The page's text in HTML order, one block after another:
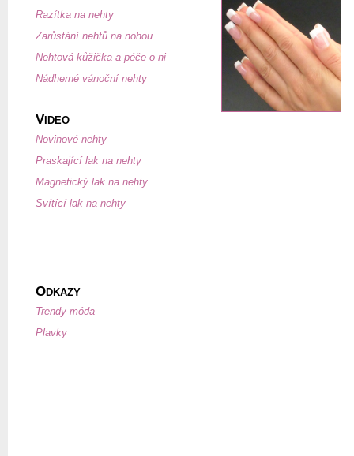
Razítka na nehty
Zarůstání nehtů na nohou
Nehtová kůžička a péče o ni
Nádherné vánoční nehty
V IDEO
Novinové nehty
Praskající lak na nehty
Magnetický lak na nehty
Svítící lak na nehty
ODKAZY
Trendy móda
Plavky